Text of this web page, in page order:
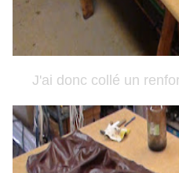
J'ai donc collé un